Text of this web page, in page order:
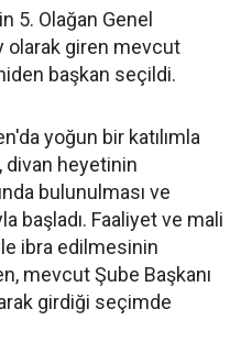
5. Olağan Genel
olarak giren mevcut
başkan seçildi.
yoğun bir katılımla
heyetinin
bulunulması ve
başladı. Faaliyet ve mali
ibra edilmesinin
mevcut Şube Başkanı
girdiği seçimde